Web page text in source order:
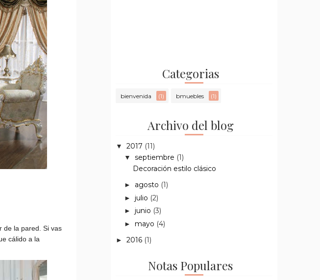
de la pared. Si vas
cálido a la
Categorias
bienvenida (1) bmuebles (1)
Archivo del blog
▼ 2017 (11)
▼ septiembre (1)
Decoración estilo clásico
► agosto (1)
► julio (2)
► junio (3)
► mayo (4)
► 2016 (1)
Notas Populares